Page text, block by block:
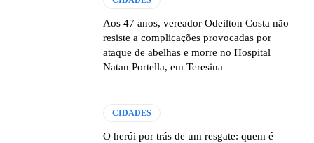
Aos 47 anos, vereador Odeilton Costa não
resiste a complicações provocadas por
ataque de abelhas e morre no Hospital
Natan Portella, em Teresina
CIDADES
O herói por trás de um resgate: quem é